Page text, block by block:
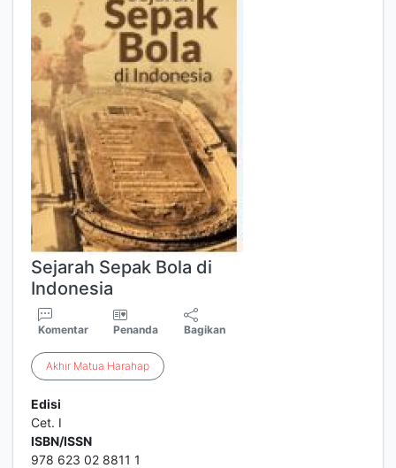
Sejarah Sepak Bola di
Indonesia
Komentar Penanda Bagikan
Akhir Matua Harahap
Edisi
Cet. I
ISBN/ISSN
978 623 02 8811 1